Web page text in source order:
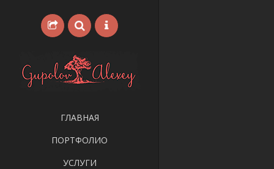
ГЛАВНАЯ
ПОРТФОЛИО
УСЛУГИ